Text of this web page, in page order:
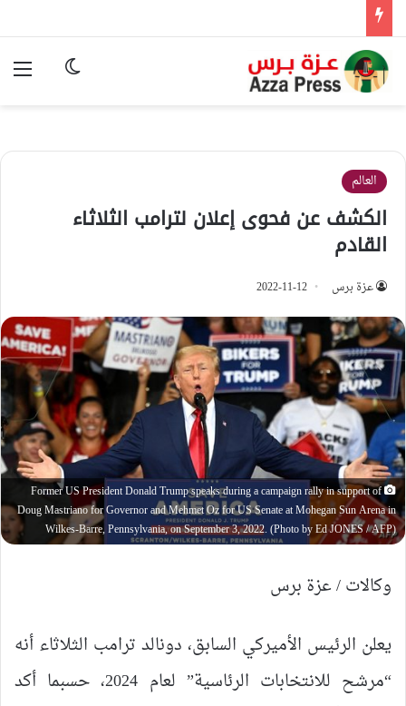
الوضع
العالم
الكشف عن فحوى إعلان لترامب الثلاثاء
القادم
عزة برس 2022-11-12
Former US President Donald Trump speaks during a campaign rally in support of
Doug Mastriano for Governor and Mehmet Oz for US Senate at Mohegan Sun Arena in
Wilkes-Barre, Pennsylvania, on September 3, 2022. (Photo by Ed JONES / AFP)
وكالات / عزة برس
يعلن الرئيس الأميركي السابق، دونالد ترامب الثلاثاء أنه
“مرشح للانتخابات الرئاسية” لعام 2024، حسبما أكد